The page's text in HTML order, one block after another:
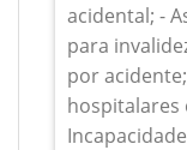
acidental; -
para
por
hospitalares